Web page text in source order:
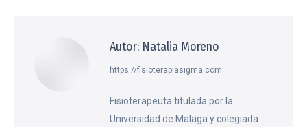
Autor: Natalia Moreno
https://fisioterapiasigma.com
Fisioterapeuta titulada por la
Universidad de Malaga y colegiada